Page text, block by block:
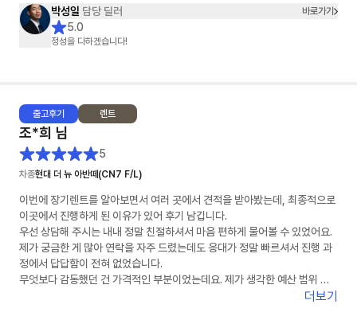
박성일 담당 딜러 바로가기
5.0
정성을 다하겠습니다!
출고후기 렌트
조*희 님
5
차종현대 더 뉴 아반떼(CN7 F/L)
이번에 장기렌트를 알아보면서 여러 곳에서 견적을 받아봤는데, 최종적으로
이곳에서 진행하게 된 이유가 있어 후기 남깁니다.
우선 상담해 주시는 내내 정말 친절하셔서 마음 편하게 물어볼 수 있었어요.
제가 궁금한 게 많아 연락을 자주 드렸는데도 응대가 정말 빠르셔서 진행 과
정에서 답답함이 전혀 없었습니다.
무엇보다 감동했던 건 가격적인 부분이었는데요. 제가 생각한 예산 범위 내
에서 최저가를 맞춰주시려고 끝까지 노력해 주시는 모습에 신뢰가 확 갔습니
더보기